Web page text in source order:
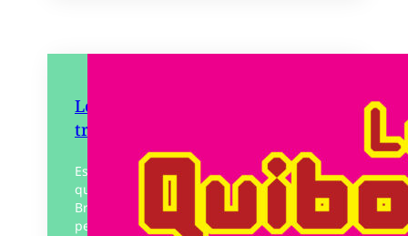
Les Quiboukines, cherche et
trouve
Est-ce qu’un libraire lit moins de livres
qu’il n’en porte? Losmorg, le libraire de
Brocoliande est très rapide et organisé, il
peut faire les deux en un tour…